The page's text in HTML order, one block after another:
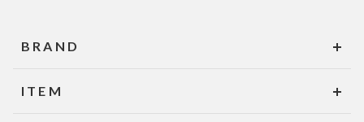
BRAND
ITEM